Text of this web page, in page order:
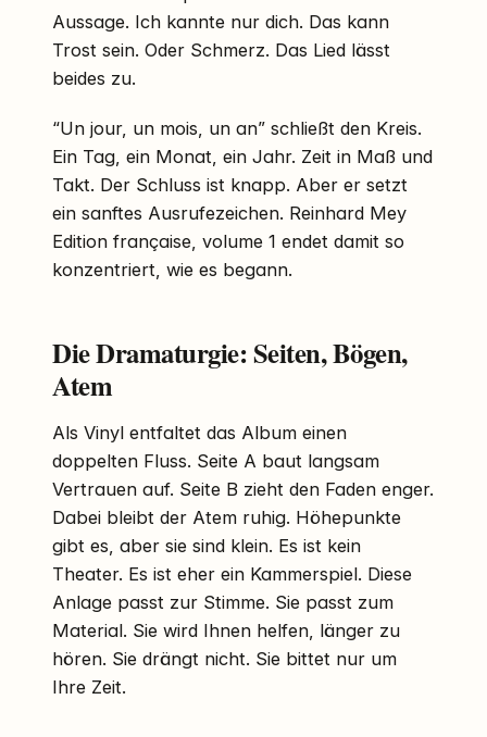
Aussage. Ich kannte nur dich. Das kann
Trost sein. Oder Schmerz. Das Lied lässt
beides zu.
“Un jour, un mois, un an” schließt den Kreis.
Ein Tag, ein Monat, ein Jahr. Zeit in Maß und
Takt. Der Schluss ist knapp. Aber er setzt
ein sanftes Ausrufezeichen. Reinhard Mey
Edition française, volume 1 endet damit so
konzentriert, wie es begann.
Die Dramaturgie: Seiten, Bögen,
Atem
Als Vinyl entfaltet das Album einen
doppelten Fluss. Seite A baut langsam
Vertrauen auf. Seite B zieht den Faden enger.
Dabei bleibt der Atem ruhig. Höhepunkte
gibt es, aber sie sind klein. Es ist kein
Theater. Es ist eher ein Kammerspiel. Diese
Anlage passt zur Stimme. Sie passt zum
Material. Sie wird Ihnen helfen, länger zu
hören. Sie drängt nicht. Sie bittet nur um
Ihre Zeit.